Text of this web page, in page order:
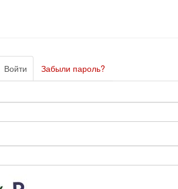
Войти (активная
вкладка)
Забыли пароль?